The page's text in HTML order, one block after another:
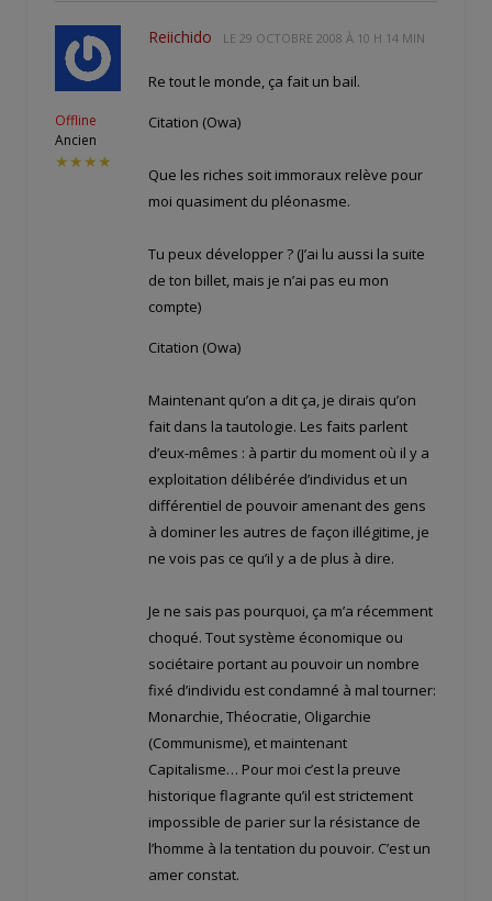
Offline
Ancien
★★★★
Reiichido LE 29 OCTOBRE 2008 À 10 H 14 MIN
Re tout le monde, ça fait un bail.
Citation (Owa)
Que les riches soit immoraux relève pour
moi quasiment du pléonasme.
Tu peux développer ? (J’ai lu aussi la suite
de ton billet, mais je n’ai pas eu mon
compte)
Citation (Owa)
Maintenant qu’on a dit ça, je dirais qu’on
fait dans la tautologie. Les faits parlent
d’eux-mêmes : à partir du moment où il y a
exploitation délibérée d’individus et un
différentiel de pouvoir amenant des gens
à dominer les autres de façon illégitime, je
ne vois pas ce qu’il y a de plus à dire.
Je ne sais pas pourquoi, ça m’a récemment
choqué. Tout système économique ou
sociétaire portant au pouvoir un nombre
fixé d’individu est condamné à mal tourner:
Monarchie, Théocratie, Oligarchie
(Communisme), et maintenant
Capitalisme… Pour moi c’est la preuve
historique flagrante qu’il est strictement
impossible de parier sur la résistance de
l’homme à la tentation du pouvoir. C’est un
amer constat.